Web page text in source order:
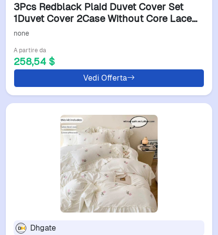
3Pcs Redblack Plaid Duvet Cover Set
1Duvet Cover 2Case Without Core Lace
Embroidery Bedding Set H251111
none
A partire da
258,54 $
Vedi Offerta
Dhgate